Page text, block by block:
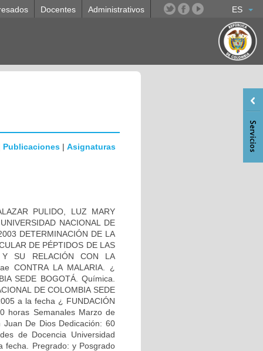
ES
Docentes Administrativos
Publicaciones | Asignaturas
PULIDO, LUZ MARY
NACIONAL DE
DETERMINACIÓN DE LA
DE PÉPTIDOS DE LAS
Y SU RELACIÓN CON LA
CONTRA LA MALARIA. ¿
SEDE BOGOTÁ. Química.
DE COLOMBIA SEDE
a la fecha ¿ FUNDACIÓN
horas Semanales Marzo de
De Dios Dedicación: 60
de Docencia Universidad
fecha. Pregrado: y Posgrado